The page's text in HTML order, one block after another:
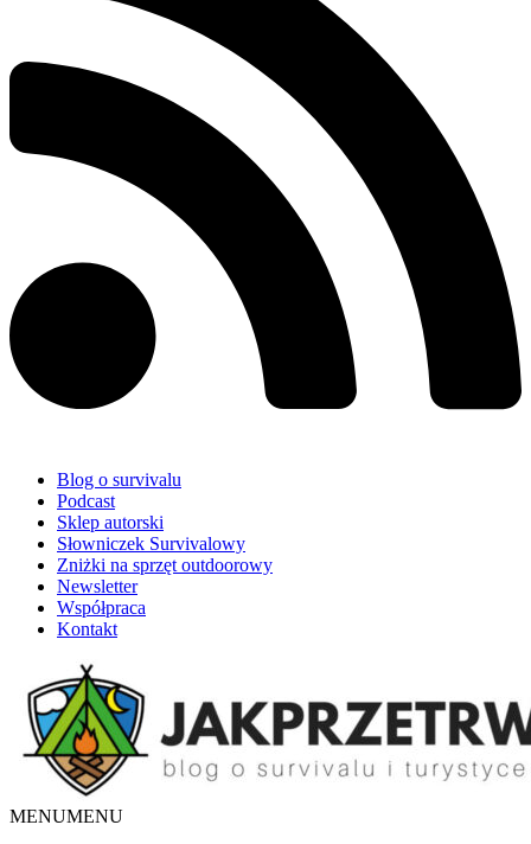
Blog o survivalu
Podcast
Sklep autorski
Słowniczek Survivalowy
Zniżki na sprzęt outdoorowy
Newsletter
Współpraca
Kontakt
MENUMENU